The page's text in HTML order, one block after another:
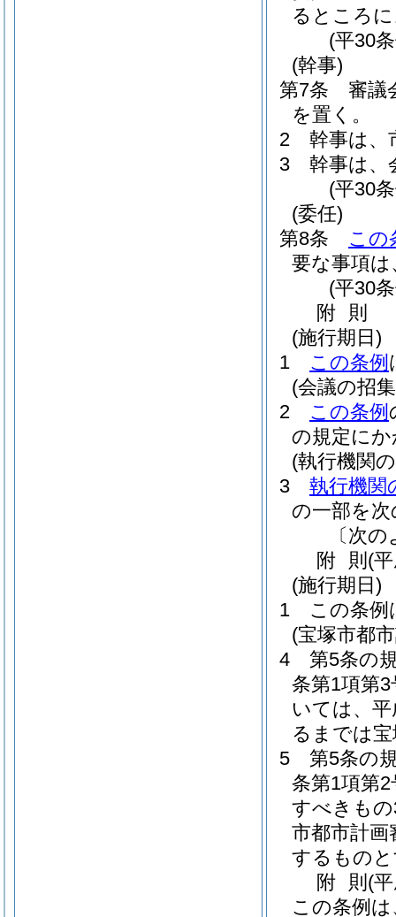
るところ
(平30
(幹事)
第7条
審議
を置く。
2
幹事は、
3
幹事は、
(平30
(委任)
第8条
この
要な事項
(平30
附 則
(施行期日)
1
この条例
(会議の招
2
この条例
の規定に
(執行機関
3
執行機関
の一部を
〔次
附 則 (
(施行期日)
1
この条例
(宝塚市都
4
第5条の
条第1項第
いては、
るまでは
5
第5条の
条第1項第
すべきも
市都市計
するもの
附 則 (
この条例